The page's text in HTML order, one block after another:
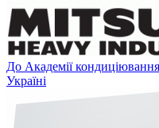
До Академії
Україні